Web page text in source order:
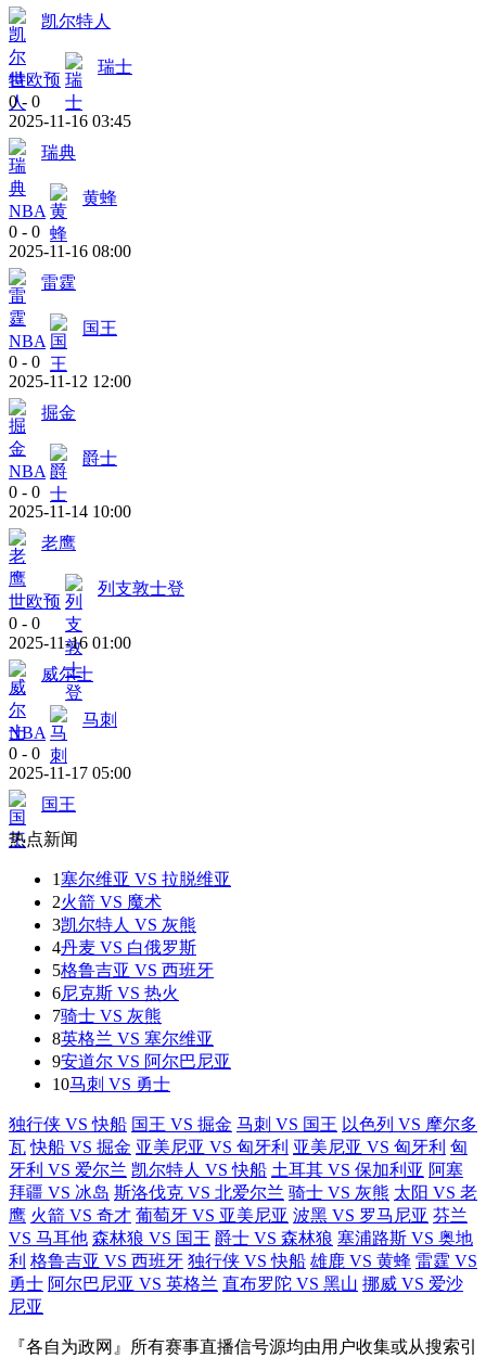
凯尔特人
世欧预
瑞士
0 - 0
2025-11-16 03:45
瑞典
NBA
黄蜂
0 - 0
2025-11-16 08:00
雷霆
NBA
国王
0 - 0
2025-11-12 12:00
掘金
NBA
爵士
0 - 0
2025-11-14 10:00
老鹰
世欧预
列支敦士登
0 - 0
2025-11-16 01:00
威尔士
NBA
马刺
0 - 0
2025-11-17 05:00
国王
热点新闻
1塞尔维亚 VS 拉脱维亚
2火箭 VS 魔术
3凯尔特人 VS 灰熊
4丹麦 VS 白俄罗斯
5格鲁吉亚 VS 西班牙
6尼克斯 VS 热火
7骑士 VS 灰熊
8英格兰 VS 塞尔维亚
9安道尔 VS 阿尔巴尼亚
10马刺 VS 勇士
独行侠 VS 快船 国王 VS 掘金 马刺 VS 国王 以色列 VS 摩尔多
瓦 快船 VS 掘金 亚美尼亚 VS 匈牙利 亚美尼亚 VS 匈牙利 匈
牙利 VS 爱尔兰 凯尔特人 VS 快船 土耳其 VS 保加利亚 阿塞
拜疆 VS 冰岛 斯洛伐克 VS 北爱尔兰 骑士 VS 灰熊 太阳 VS 老
鹰 火箭 VS 奇才 葡萄牙 VS 亚美尼亚 波黑 VS 罗马尼亚 芬兰
VS 马耳他 森林狼 VS 国王 爵士 VS 森林狼 塞浦路斯 VS 奥地
利 格鲁吉亚 VS 西班牙 独行侠 VS 快船 雄鹿 VS 黄蜂 雷霆 VS
勇士 阿尔巴尼亚 VS 英格兰 直布罗陀 VS 黑山 挪威 VS 爱沙
尼亚
『各自为政网』所有赛事直播信号源均由用户收集或从搜索引